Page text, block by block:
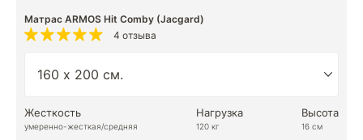
Матрас ARMOS Hit Comby (Jacgard)
4 отзыва
Жесткость
умеренно-жесткая/средняя
Нагрузка
120 кг
Высота
16 см